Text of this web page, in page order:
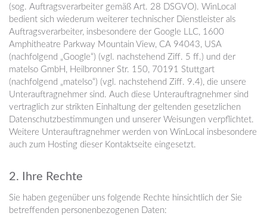
(sog. Auftragsverarbeiter gemäß Art. 28 DSGVO). WinLocal
bedient sich wiederum weiterer technischer Dienstleister als
Auftragsverarbeiter, insbesondere der Google LLC, 1600
Amphitheatre Parkway Mountain View, CA 94043, USA
(nachfolgend „Google“) (vgl. nachstehend Ziff. 5 ff.) und der
matelso GmbH, Heilbronner Str. 150, 70191 Stuttgart
(nachfolgend „matelso“) (vgl. nachstehend Ziff. 9.4), die unsere
Unterauftragnehmer sind. Auch diese Unterauftragnehmer sind
vertraglich zur strikten Einhaltung der geltenden gesetzlichen
Datenschutzbestimmungen und unserer Weisungen verpflichtet.
Weitere Unterauftragnehmer werden von WinLocal insbesondere
auch zum Hosting dieser Kontaktseite eingesetzt.
2. Ihre Rechte
Sie haben gegenüber uns folgende Rechte hinsichtlich der Sie
betreffenden personenbezogenen Daten: